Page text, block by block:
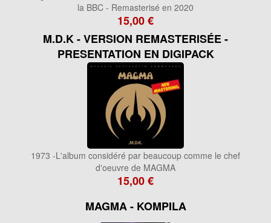
la BBC - Remasterisé en 2020
15,00 €
M.D.K - VERSION REMASTERISÉE -
PRESENTATION EN DIGIPACK
1973 -L'album considéré par beaucoup comme le chef
d'oeuvre de MAGMA
15,00 €
MAGMA - KOMPILA